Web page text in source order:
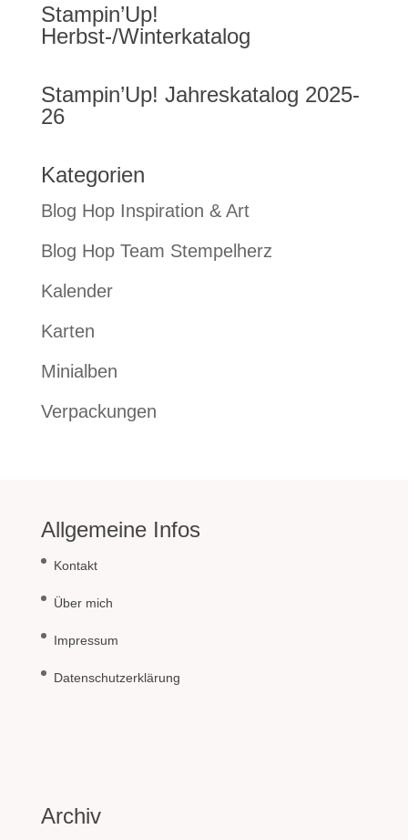
Stampin’Up!
Herbst-/Winterkatalog
Stampin’Up! Jahreskatalog 2025-
26
Kategorien
Blog Hop Inspiration & Art
Blog Hop Team Stempelherz
Kalender
Karten
Minialben
Verpackungen
Allgemeine Infos
Kontakt
Über mich
Impressum
Datenschutzerklärung
Archiv